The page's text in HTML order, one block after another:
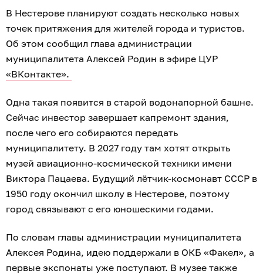
В Нестерове планируют создать несколько новых
точек притяжения для жителей города и туристов.
Об этом сообщил глава администрации
муниципалитета Алексей Родин в эфире ЦУР
«ВКонтакте».
Одна такая появится в старой водонапорной башне.
Сейчас инвестор завершает капремонт здания,
после чего его собираются передать
муниципалитету. В 2027 году там хотят открыть
музей авиационно-космической техники имени
Виктора Пацаева. Будущий лётчик-космонавт СССР в
1950 году окончил школу в Нестерове, поэтому
город связывают с его юношескими годами.
По словам главы администрации муниципалитета
Алексея Родина, идею поддержали в ОКБ «Факел», а
первые экспонаты уже поступают. В музее также